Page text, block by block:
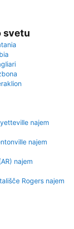
svetu
najem
najem
najem
Rogers najem